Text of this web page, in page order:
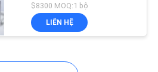
$8300 MOQ:1 bộ
LIÊN HỆ